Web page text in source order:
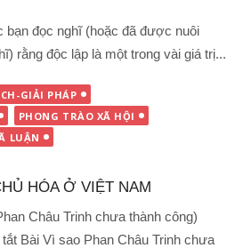
bạn đọc nghĩ (hoặc đã được nuôi
rằng độc lập là một trong vài giá trị...
GIẢI PHÁP
PHONG TRÀO XÃ HỘI
LUẬN
HÓA Ở VIỆT NAM
Châu Trinh chưa thành công)
Bài Vì sao Phan Châu Trinh chưa